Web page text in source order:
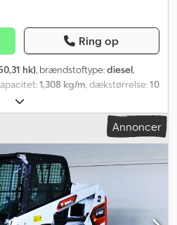
Ring op
hk), brændstoftype:diesel,
1,308 kg/m, dækstørrelse:10
BOBCAT, type: S 450, årgang 2022,
BOBCAT-dieselmotor (type:
2.600 o/min), 2-trins gear,
ca. 1.570 mm), HURTIGSKIFTER,
3.558 mm, tiplast: 1.308 kg,
med skydesideruder, ARBEJDS­
BOBCAT komfortsæde, visker,
og transportøjer. Dæk: BOBCAT
Annoncer